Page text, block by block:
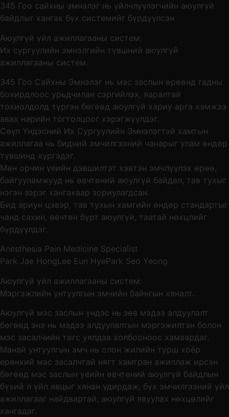
345 Гоо сайхны эмнэлэг нь үйлчлүүлэгчийн аюулгүй
байдлыг хангах бүх системийг бүрдүүлсэн
Аюулгүй үйл ажиллагааны систем:
Их сургуулийн эмнэлгийн түвшний аюулгүй
ажиллагааны систем.
345 Гоо Сайхны Эмнэлэг нь мэс заслын өрөөнд гадны
бохирдлоос урьдчилан сэргийлэх, яаралтай
тохиолдолд түргэн бөгөөд аюулгүй хариу арга хэмжээ
авах нарийн тогтолцоог хэрэгжүүлдэг.
Сөүл Үндэсний Их Сургуулийн Эмнэлэгтэй хамтын
ажиллагаа нь бидний эмчилгээний чанарыг улам өндөр
түвшинд хүргэдэг.
Мөн орчин үеийн дэвшилтэт хэвтэн эмчлүүлэх өрөө,
байгууламжууд нь өвчтөний аюулгүй байдал, тав тухыг
нэгэн зэрэг хангахаар зориулагдсан.
Бид ариун цэвэр, тав тухын хамгийн өндөр стандартыг
чанд сахин, өвчтөн бүрт аюулгүй, таатай нөхцлийг
бүрдүүлдэг.
Anesthesia Pain Medicine Specialist
Park Jae HongLee Eun HyePark Seo Yeong
Аюулгүй үйл ажиллагааны систем:
Мэргэжлийн унтуулгын эмчийн байнгын хяналт.
Аюулгүй мэс заслын үндэс нь зөв мэдээ алдуулалт
бөгөөд энэ нь мэдээ алдуулалтын мэргэжилтэн болон
мэс засалчийн төгс уялдаа холбооноос хамаардаг.
Манай унтуулгын эмч нь олон жилийн турш хоёр
ерөнхий мэс засалчтай нягт хамтран ажиллаж ирсэн
бөгөөд мэс заслын үеийн өвчтөний аюулгүй байдлын
бүхий л үйл явцыг хянан удирдаж, бүх эмчилгээний үйл
ажиллагааг найдвартай, аюулгүй явуулах нөхцөлийг
хангадаг.